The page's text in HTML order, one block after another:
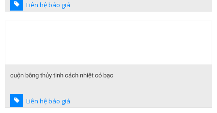
Liên hệ báo giá
cuộn bông thủy tinh cách nhiệt có bạc
Liên hệ báo giá